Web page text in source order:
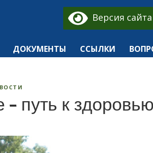
Версия
ДОКУМЕНТЫ ССЫЛКИ
путь к